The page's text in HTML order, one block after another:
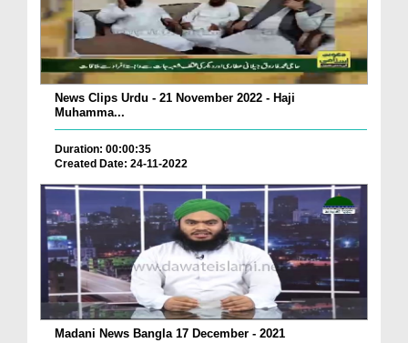
News Clips Urdu - 21 November 2022 - Haji
Muhamma...
Duration: 00:00:35
Created Date: 24-11-2022
Madani News Bangla 17 December - 2021